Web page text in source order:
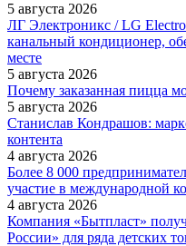
5 августа 2026
ЛГ Электроникс / LG
канальный кондиционер,
месте
5 августа 2026
Почему заказанная пицца
5 августа 2026
Станислав Кондрашов:
контента
4 августа 2026
Более 8 000
участие в международной
4 августа 2026
Компания «Бытпласт»
России» для ряда детских